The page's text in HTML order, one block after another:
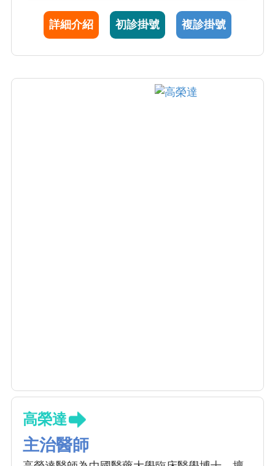
爛性或逆流性食道炎、非糜爛性逆流疾病，以
及巴雷氏食道癌前病變等病症。卓醫師亦對內
詳細介紹 初診掛號 複診掛號
高榮達
主治醫師